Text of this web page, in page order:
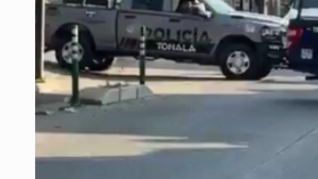
Ex policía es detenido por agresión
Vecinos de Mirador de San Isidro